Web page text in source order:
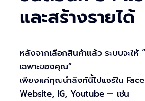
และสร้างรายได้
หลังจากเลือกสินค้าแล้ว ระบบจะใ
เฉพาะของคุณ”
เพียงแค่คุณนำลิงก์นี้ไปแชร์ใน
Website, IG, Youtube — เช่น